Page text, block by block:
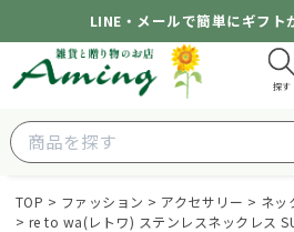
LINE・メールで簡単にギフト
探す
TOP ファッション アクセサリー
ネッ
re to wa(レトワ) ステンレスネックレス